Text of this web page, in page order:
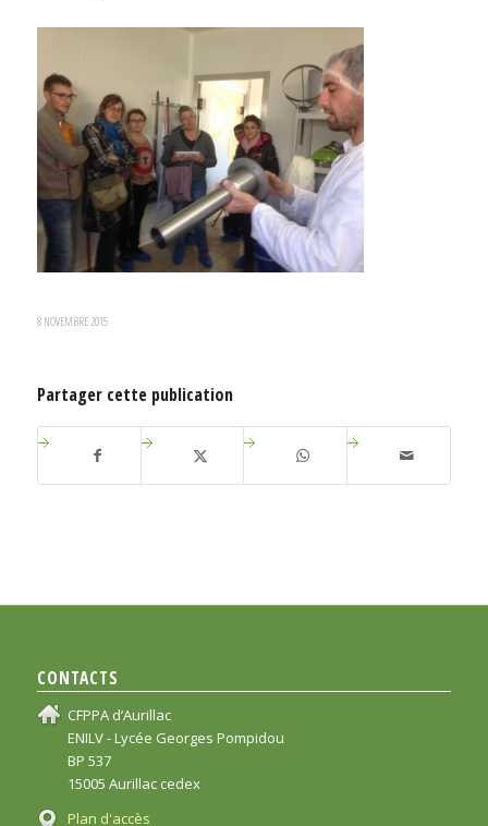
8 NOVEMBRE 2015
Partager cette publication
CONTACTS
CFPPA d’Aurillac
ENILV - Lycée Georges Pompidou
BP 537
15005 Aurillac cedex
Plan d'accès